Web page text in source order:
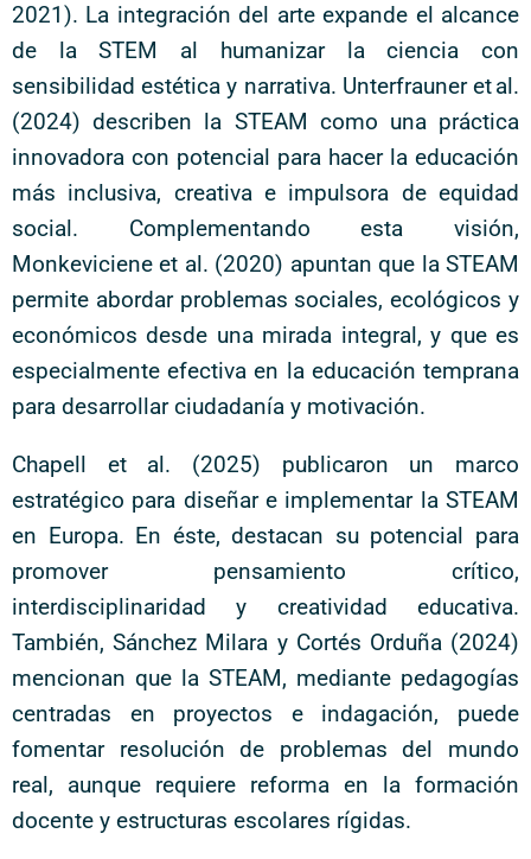
2021). La integración del arte expande el alcance
de la STEM al humanizar la ciencia con
sensibilidad estética y narrativa. Unterfrauner et al.
(2024) describen la STEAM como una práctica
innovadora con potencial para hacer la educación
más inclusiva, creativa e impulsora de equidad
social. Complementando esta visión,
Monkeviciene et al. (2020) apuntan que la STEAM
permite abordar problemas sociales, ecológicos y
económicos desde una mirada integral, y que es
especialmente efectiva en la educación temprana
para desarrollar ciudadanía y motivación.
Chapell et al. (2025) publicaron un marco
estratégico para diseñar e implementar la STEAM
en Europa. En éste, destacan su potencial para
promover pensamiento crítico,
interdisciplinaridad y creatividad educativa.
También, Sánchez Milara y Cortés Orduña (2024)
mencionan que la STEAM, mediante pedagogías
centradas en proyectos e indagación, puede
fomentar resolución de problemas del mundo
real, aunque requiere reforma en la formación
docente y estructuras escolares rígidas.